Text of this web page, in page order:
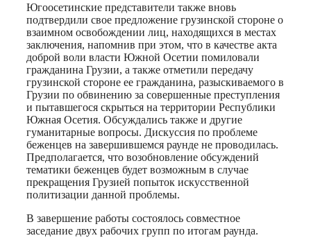
Югоосетинские представители также вновь
подтвердили свое предложение грузинской стороне о
взаимном освобождении лиц, находящихся в местах
заключения, напомнив при этом, что в качестве акта
доброй воли власти Южной Осетии помиловали
гражданина Грузии, а также отметили передачу
грузинской стороне ее гражданина, разыскиваемого в
Грузии по обвинению за совершенные преступления
и пытавшегося скрыться на территории Республики
Южная Осетия. Обсуждались также и другие
гуманитарные вопросы. Дискуссия по проблеме
беженцев на завершившемся раунде не проводилась.
Предполагается, что возобновление обсуждений
тематики беженцев будет возможным в случае
прекращения Грузией попыток искусственной
политизации данной проблемы.
В завершение работы состоялось совместное
заседание двух рабочих групп по итогам раунда.